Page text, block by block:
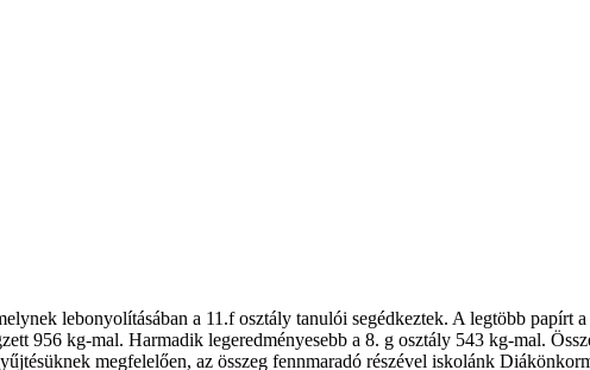
lebonyolításában a 11.f osztály tanulói segédkeztek. A legtöbb papírt
956 kg-mal. Harmadik legeredményesebb a 8. g osztály 543 kg-mal.
megfelelően, az összeg fennmaradó részével iskolánk